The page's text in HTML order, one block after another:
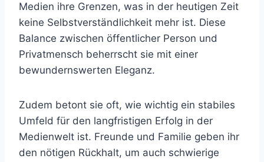
Medien ihre Grenzen, was in der heutigen Zeit
keine Selbstverständlichkeit mehr ist. Diese
Balance zwischen öffentlicher Person und
Privatmensch beherrscht sie mit einer
bewundernswerten Eleganz.
Zudem betont sie oft, wie wichtig ein stabiles
Umfeld für den langfristigen Erfolg in der
Medienwelt ist. Freunde und Familie geben ihr
den nötigen Rückhalt, um auch schwierige